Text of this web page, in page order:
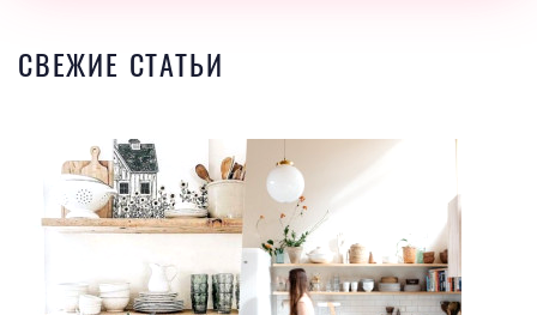
СВЕЖИЕ СТАТЬИ